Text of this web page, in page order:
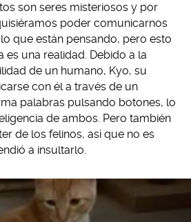
son seres misteriosos y por
poder comunicarnos
que están pensando, pero esto
es una realidad. Debido a la
de un humano, Kyo, su
con él a través de un
palabras pulsando botones, lo
de ambos. Pero también
de los felinos, así que no es
a insultarlo.